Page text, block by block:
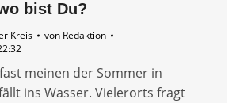
bist Du?
Kreis von Redaktion
meinen der Sommer in
ins Wasser. Vielerorts fragt